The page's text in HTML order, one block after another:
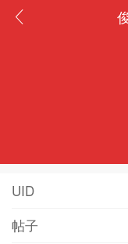
UID
帖子